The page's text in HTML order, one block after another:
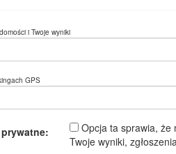
i Twoje wyniki
GPS
Opcja ta sprawia, że
Twoje wyniki,